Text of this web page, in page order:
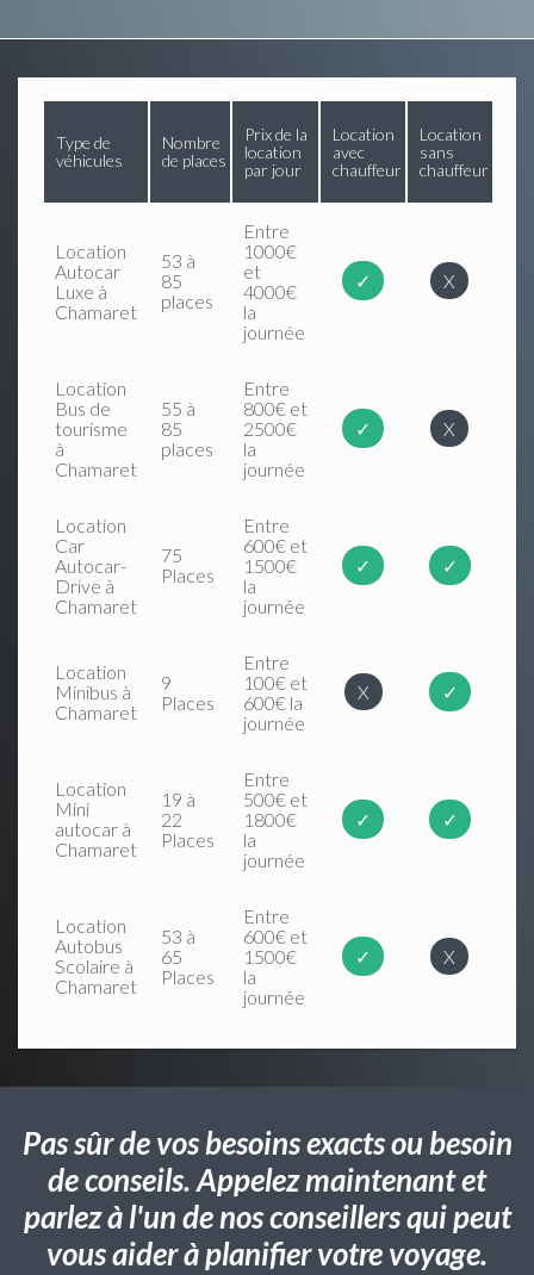
Type de
véhicules
Nombre
de places
Prix de la
location
par jour
Location
avec
chauffeur
Location
sans
chauffeur
Location
Autocar
Luxe à
Chamaret
53 à
85
places
Entre
1000€
et
4000€
la
journée
✓ X
Location
Bus de
tourisme
à
Chamaret
55 à
85
places
Entre
800€ et
2500€
la
journée
✓ X
Location
Car
Autocar-
Drive à
Chamaret
75
Places
Entre
600€ et
1500€
la
journée
✓ ✓
Location
Minibus à
Chamaret
9
Places
Entre
100€ et
600€ la
journée
X ✓
Location
Mini
autocar à
Chamaret
19 à
22
Places
Entre
500€ et
1800€
la
journée
✓ ✓
Location
Autobus
Scolaire à
Chamaret
53 à
65
Places
Entre
600€ et
1500€
la
journée
✓ X
Pas sûr de vos besoins exacts ou besoin
de conseils. Appelez maintenant et
parlez à l'un de nos conseillers qui peut
vous aider à planifier votre voyage.